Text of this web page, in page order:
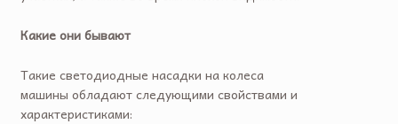
Какие они бывают
Такие светодиодные насадки на колеса
машины обладают следующими свойствами и
характеристиками: